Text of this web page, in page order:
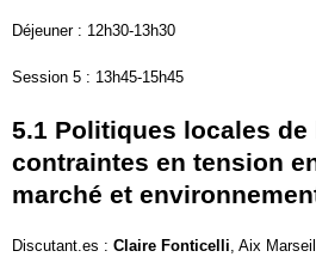
Déjeuner : 12h30-13h30
Session 5 : 13h45-15h45
5.1 Politiques locales de
contraintes en tension
marché et
Discutant.es : Claire Fonticelli , Aix